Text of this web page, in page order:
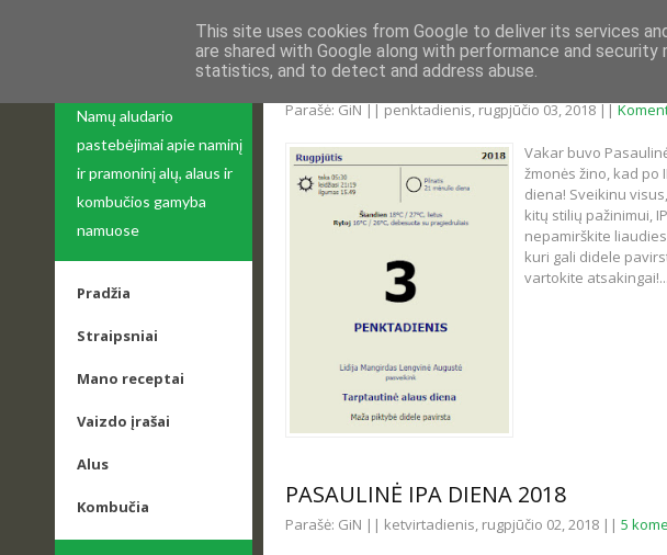
Namų aludario
pastebėjimai apie naminį
ir pramoninį alų, alaus ir
kombučios gamyba
namuose
Pradžia
Straipsniai
Mano receptai
Vaizdo įrašai
Alus
Kombučia
SVEIKINIMAI SU TARPTAUTINE
Parašė: GiN || penktadienis, rugpjūčio 03, 2018 ||
Vakar buvo
žmonės žino, kad po
diena! Sveikinu
kitų stilių pažinimui,
nepamirškite
kuri gali didele
vartokite atsakingai!...
PASAULINĖ IPA DIENA 2018
Parašė: GiN || ketvirtadienis, rugpjūčio 02, 2018 || 5
This site uses cookies from Google to deliver its services
are shared with Google along with performance and
statistics, and to detect and address abuse.